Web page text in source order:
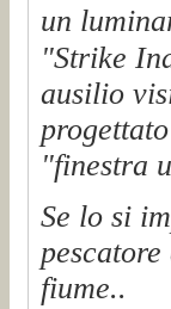
un
"Strike
ausilio
"finestra
Se lo si
fiume..